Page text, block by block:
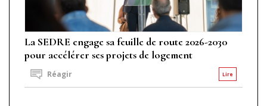
La SEDRE engage sa feuille de route 2026-2030
pour accélérer ses projets de logement
Lire
Réagir